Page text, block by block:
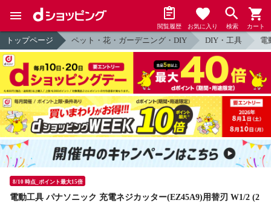
閲覧履歴 お気に入り 検索 カート
トップページ ペット・花・ガーデニング・DIY DIY・工具 電
8/10 時点_ポイント最大15倍
電動工具 パナソニック 充電ネジカッター(EZ45A9)用替刃 W1/2 (2